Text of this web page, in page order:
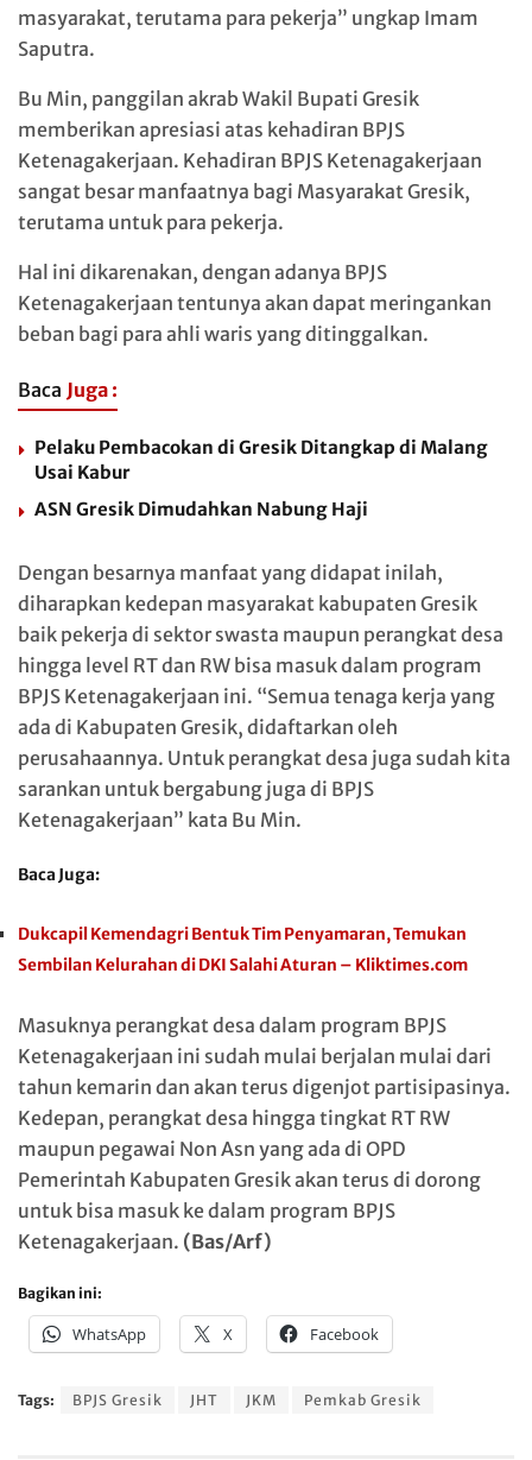
masyarakat, terutama para pekerja” ungkap Imam
Saputra.
Bu Min, panggilan akrab Wakil Bupati Gresik
memberikan apresiasi atas kehadiran BPJS
Ketenagakerjaan. Kehadiran BPJS Ketenagakerjaan
sangat besar manfaatnya bagi Masyarakat Gresik,
terutama untuk para pekerja.
Hal ini dikarenakan, dengan adanya BPJS
Ketenagakerjaan tentunya akan dapat meringankan
beban bagi para ahli waris yang ditinggalkan.
Baca Juga :
Pelaku Pembacokan di Gresik Ditangkap di Malang
Usai Kabur
ASN Gresik Dimudahkan Nabung Haji
Dengan besarnya manfaat yang didapat inilah,
diharapkan kedepan masyarakat kabupaten Gresik
baik pekerja di sektor swasta maupun perangkat desa
hingga level RT dan RW bisa masuk dalam program
BPJS Ketenagakerjaan ini. “Semua tenaga kerja yang
ada di Kabupaten Gresik, didaftarkan oleh
perusahaannya. Untuk perangkat desa juga sudah kita
sarankan untuk bergabung juga di BPJS
Ketenagakerjaan” kata Bu Min.
Baca Juga:
Dukcapil Kemendagri Bentuk Tim Penyamaran, Temukan
Sembilan Kelurahan di DKI Salahi Aturan – Kliktimes.com
Masuknya perangkat desa dalam program BPJS
Ketenagakerjaan ini sudah mulai berjalan mulai dari
tahun kemarin dan akan terus digenjot partisipasinya.
Kedepan, perangkat desa hingga tingkat RT RW
maupun pegawai Non Asn yang ada di OPD
Pemerintah Kabupaten Gresik akan terus di dorong
untuk bisa masuk ke dalam program BPJS
Ketenagakerjaan. (Bas/Arf)
Bagikan ini:
WhatsApp X Facebook
Tags: BPJS Gresik JHT JKM Pemkab Gresik